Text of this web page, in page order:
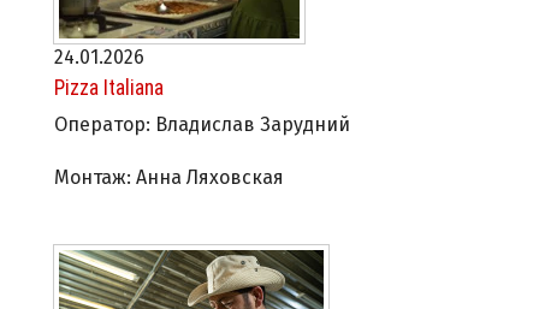
24.01.2026
Pizza Italiana
Оператор: Владислав Зарудний
Монтаж: Анна Ляховская